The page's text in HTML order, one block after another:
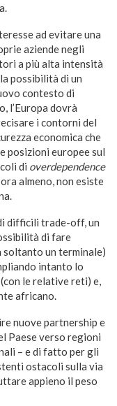
ad evitare una
aziende negli
a più alta intensità
possibilità di un
contesto di
l’Europa dovrà
i contorni del
economica che
posizioni europee sul
di overdependence
almeno, non esiste
difficili trade-off, un
di fare
soltanto un terminale)
intanto lo
le relative reti) e,
africano.
nuove partnership e
Paese verso regioni
– e di fatto per gli
ostacoli sulla via
appieno il peso